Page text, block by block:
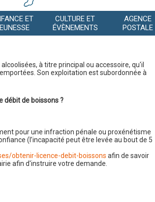
ET
CULTURE ET
ÉVÈNEMENTS
AGENCE
POSTALE
à titre principal ou accessoire, qu'il
Son exploitation est subordonnée à
débit de boissons ?
pour une infraction pénale ou proxénétisme
(l’incapacité peut être levée au bout de 5
obtenir-licence-debit-boissons afin de savoir
afin d'instruire votre demande.